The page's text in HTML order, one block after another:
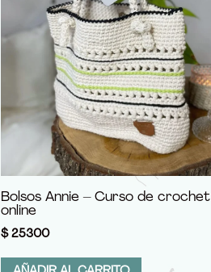
Bolsos Annie – Curso de crochet
online
$25300